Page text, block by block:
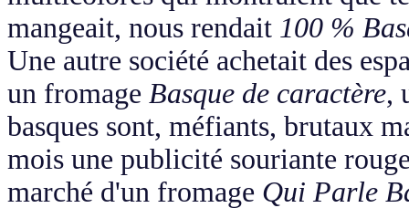
mangeait, nous rendait 100 %
Une autre société achetait des
un fromage Basque de caractère,
basques sont, méfiants, brutaux
mois une publicité souriante
marché d'un fromage Qui Parle